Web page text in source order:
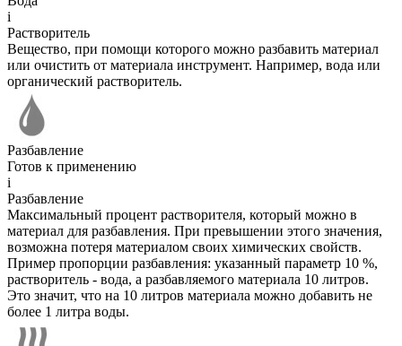
i
Растворитель
Вещество, при помощи которого можно разбавить материал
или очистить от материала инструмент. Например, вода или
органический растворитель.
Разбавление
Готов к применению
i
Разбавление
Максимальный процент растворителя, который можно в
материал для разбавления. При превышении этого значения,
возможна потеря материалом своих химических свойств.
Пример пропорции разбавления: указанный параметр 10 %,
растворитель - вода, а разбавляемого материала 10 литров.
Это значит, что на 10 литров материала можно добавить не
более 1 литра воды.